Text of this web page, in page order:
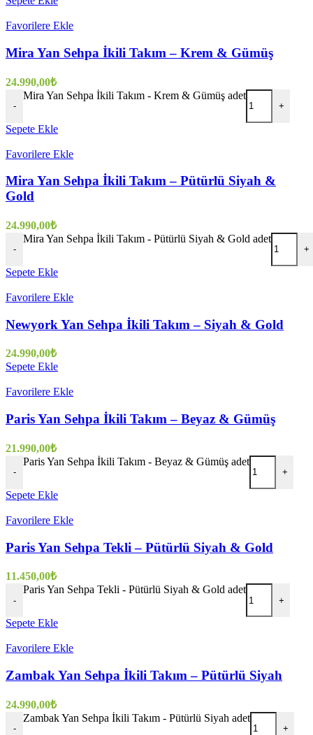
Favorilere Ekle
Mira Yan Sehpa İkili Takım – Krem & Gümüş
24.990,00₺
-
Mira Yan Sehpa İkili Takım - Krem & Gümüş adet
+
Sepete Ekle
Favorilere Ekle
Mira Yan Sehpa İkili Takım – Pütürlü Siyah &
Gold
24.990,00₺
-
Mira Yan Sehpa İkili Takım - Pütürlü Siyah & Gold adet
+
Sepete Ekle
Favorilere Ekle
Newyork Yan Sehpa İkili Takım – Siyah & Gold
24.990,00₺
Sepete Ekle
Favorilere Ekle
Paris Yan Sehpa İkili Takım – Beyaz & Gümüş
21.990,00₺
-
Paris Yan Sehpa İkili Takım - Beyaz & Gümüş adet
+
Sepete Ekle
Favorilere Ekle
Paris Yan Sehpa Tekli – Pütürlü Siyah & Gold
11.450,00₺
-
Paris Yan Sehpa Tekli - Pütürlü Siyah & Gold adet
+
Sepete Ekle
Favorilere Ekle
Zambak Yan Sehpa İkili Takım – Pütürlü Siyah
24.990,00₺
-
Zambak Yan Sehpa İkili Takım - Pütürlü Siyah adet
+